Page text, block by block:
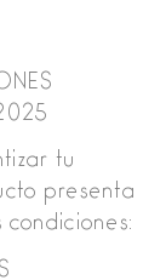
tu
presenta
condiciones: